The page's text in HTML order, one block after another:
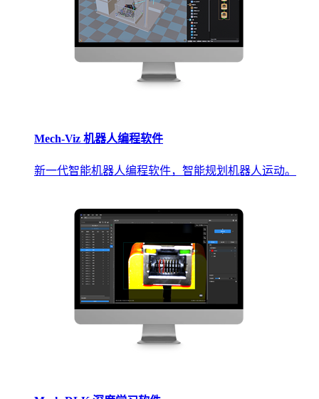
Mech-Viz 机器人编程软件
新一代智能机器人编程软件，智能规划机器人运动。